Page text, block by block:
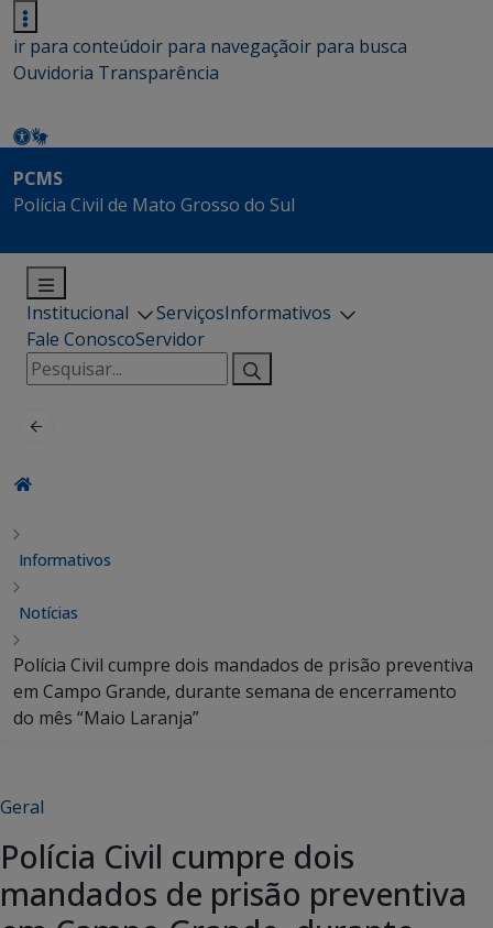
ir para conteúdoir para navegaçãoir para busca
Ouvidoria Transparência
PCMS
Polícia Civil de Mato Grosso do Sul
Institucional ServiçosInformativos
Fale ConoscoServidor
Pesquisar
por:
Informativos
Notícias
Polícia Civil cumpre dois mandados de prisão preventiva
em Campo Grande, durante semana de encerramento
do mês “Maio Laranja”
Geral
Polícia Civil cumpre dois
mandados de prisão preventiva